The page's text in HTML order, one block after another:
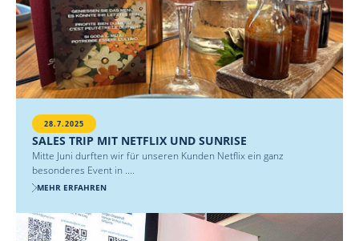
28.7.2025
SALES TRIP MIT NETFLIX UND SUNRISE
Mitte Juni durften wir für unseren Kunden Netflix ein ganz
besonderes Event in ....
MEHR ERFAHREN